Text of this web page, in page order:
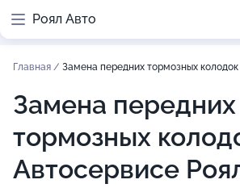
Роял Авто
Главная / Замена передних тормозных
Замена передних
тормозных
Автосервисе